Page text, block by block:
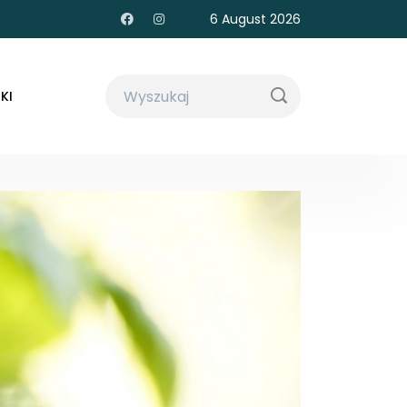
6 August 2026